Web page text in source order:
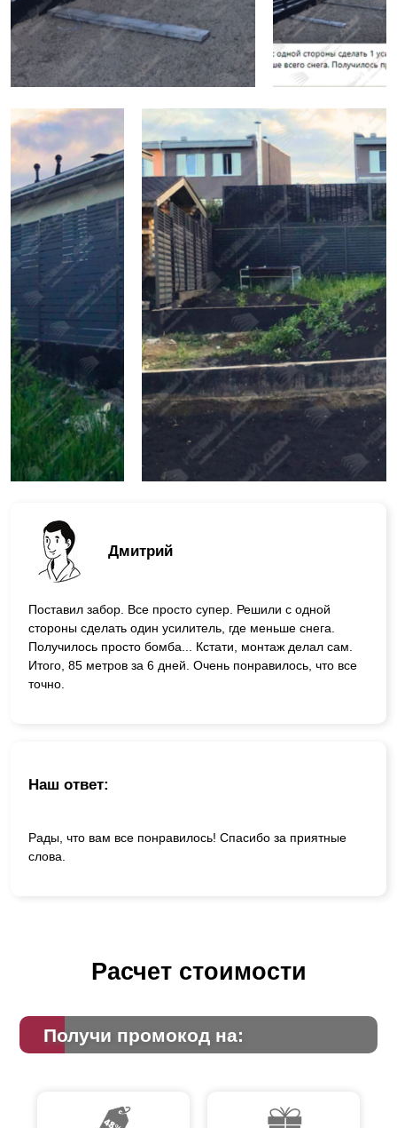
Дмитрий
Поставил забор. Все просто супер. Решили с одной
стороны сделать один усилитель, где меньше снега.
Получилось просто бомба... Кстати, монтаж делал сам.
Итого, 85 метров за 6 дней. Очень понравилось, что все
точно.
Наш ответ:
Рады, что вам все понравилось! Спасибо за приятные
слова.
Расчет стоимости
Получи промокод на: